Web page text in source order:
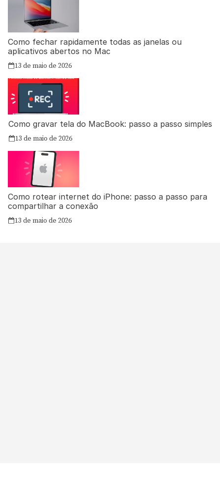
Como fechar rapidamente todas as janelas ou
aplicativos abertos no Mac
13 de maio de 2026
Como gravar tela do MacBook: passo a passo simples
13 de maio de 2026
Como rotear internet do iPhone: passo a passo para
compartilhar a conexão
13 de maio de 2026